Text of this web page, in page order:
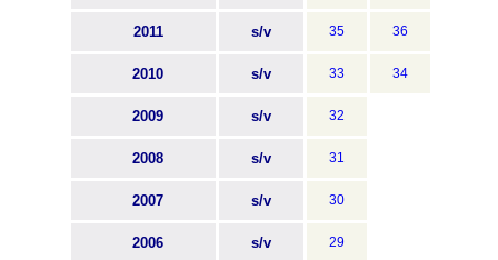
2011 s/v 35 36
2010 s/v 33 34
2009 s/v 32
2008 s/v 31
2007 s/v 30
2006 s/v 29